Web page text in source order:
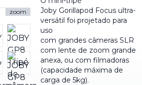
zoom
Joby Gorillapod Focus ultra-
versátil foi projetado para
uso
com grandes câmeras SLR
com lente de zoom grande
anexa, ou com filmadoras
(capacidade máxima de
carga de 5kg).